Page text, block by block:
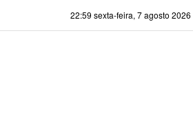
22:59 sexta-feira, 7 agosto 2026